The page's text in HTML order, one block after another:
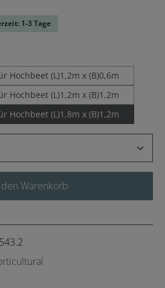
1-3 Tage
Hochbeet (L)1,2m x (B)0,6m
Hochbeet (L)1,2m x (B)1,2m
Hochbeet (L)1,8m x (B)1,2m
Gib den gewünschten
Warenkorb